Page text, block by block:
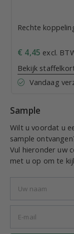
Rechte
€ 4,45 excl.
Bekijk
Vandaag
Sample
Wilt u voordat u
sample
Vul hieronder uw
met u op om te